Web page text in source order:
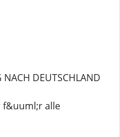
DEUTSCHLAND
f&uuml;r alle